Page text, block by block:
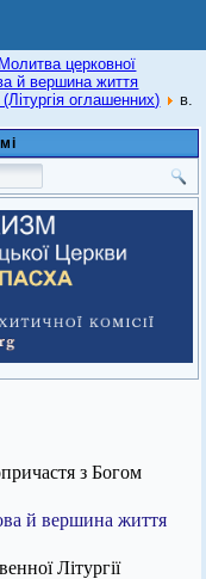
Молитва церковної
й вершина життя
оглашенних)
в.
з Богом
й вершина життя
Літургії